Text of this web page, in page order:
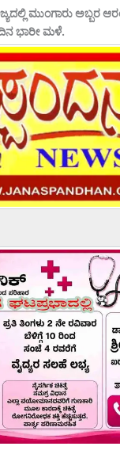
ಮುಂಗಾರು ಅಬ್ಬರ
ಭಾರೀ ಮಳೆ.